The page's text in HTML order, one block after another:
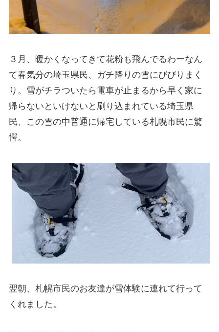
３月、暖かくなってきて花粉も飛んでるわーなん
て春気分の埼玉県民、ガチ降りの雪にびびりまく
り。雪がチラついたら電車が止まるから早く家に
帰らないといけないと刷り込まれている埼玉県
民、この雪の中普通に帰宅している札幌市民に驚
愕。
翌朝、札幌市民のお友達が雪体験に連れて行って
くれました。